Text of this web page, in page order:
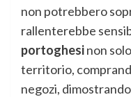
non potrebbero
rallenterebbe
portoghesinon
territorio,
negozi,